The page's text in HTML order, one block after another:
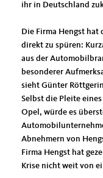
ihr in Deutschland
Die Firma Hengst
direkt zu spüren:
aus der
besonderer
sieht Günter
Selbst die Pleite
Opel, würde es
Abnehmern von
Firma Hengst hat
Krise nicht weit von